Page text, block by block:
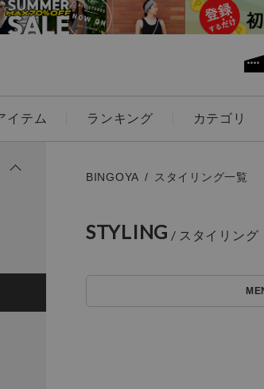
イテム ランキング カテゴリ
ーワード
LADIES
BINGOYA スタイリング一覧
STYLING